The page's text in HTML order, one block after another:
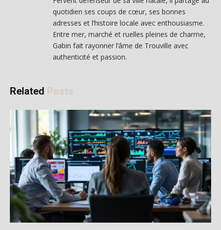
quotidien ses coups de cœur, ses bonnes
adresses et l’histoire locale avec enthousiasme.
Entre mer, marché et ruelles pleines de charme,
Gabin fait rayonner l’âme de Trouville avec
authenticité et passion.
Related Posts